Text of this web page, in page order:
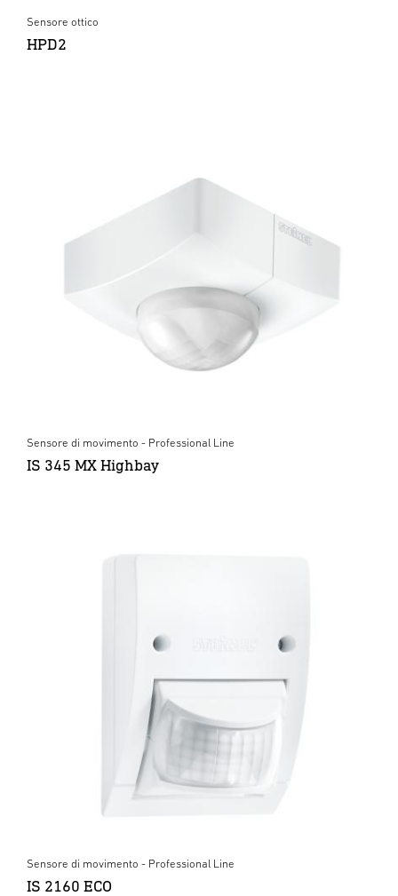
Sensore ottico
HPD2
Sensore di movimento - Professional Line
IS 345 MX Highbay
Sensore di movimento - Professional Line
IS 2160 ECO